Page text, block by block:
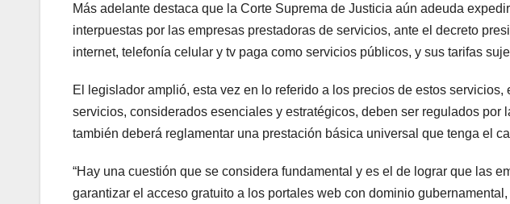
Más adelante destaca que la Corte Suprema de Justicia aún adeuda
interpuestas por las empresas prestadoras de servicios, ante el decreto
internet, telefonía celular y tv paga como servicios públicos, y sus tarifas
El legislador amplió, esta vez en lo referido a los precios de estos servicios,
servicios, considerados esenciales y estratégicos, deben ser regulados por
también deberá reglamentar una prestación básica universal que tenga el
“Hay una cuestión que se considera fundamental y es el de lograr que las
garantizar el acceso gratuito a los portales web con dominio